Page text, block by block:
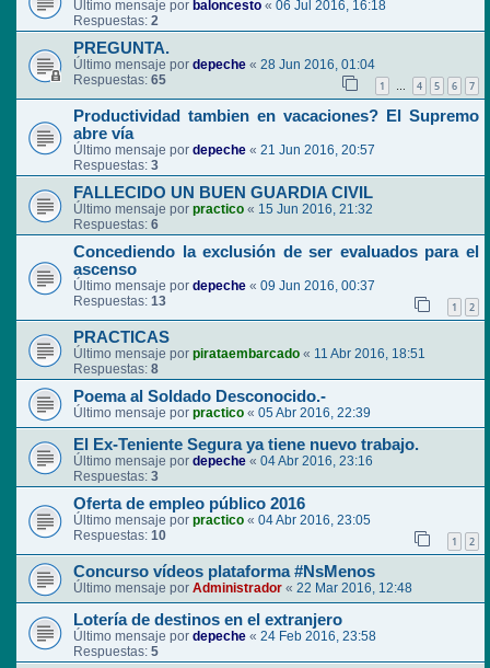
Último mensaje por baloncesto « 06 Jul 2016, 16:18
Respuestas: 2
PREGUNTA.
Último mensaje por depeche « 28 Jun 2016, 01:04
Respuestas: 65 1 … 4 5 6 7
Productividad tambien en vacaciones? El Supremo
abre vía
Último mensaje por depeche « 21 Jun 2016, 20:57
Respuestas: 3
FALLECIDO UN BUEN GUARDIA CIVIL
Último mensaje por practico « 15 Jun 2016, 21:32
Respuestas: 6
Concediendo la exclusión de ser evaluados para el
ascenso
Último mensaje por depeche « 09 Jun 2016, 00:37
Respuestas: 13 1 2
PRACTICAS
Último mensaje por pirataembarcado « 11 Abr 2016, 18:51
Respuestas: 8
Poema al Soldado Desconocido.-
Último mensaje por practico « 05 Abr 2016, 22:39
El Ex-Teniente Segura ya tiene nuevo trabajo.
Último mensaje por depeche « 04 Abr 2016, 23:16
Respuestas: 3
Oferta de empleo público 2016
Último mensaje por practico « 04 Abr 2016, 23:05
Respuestas: 10 1 2
Concurso vídeos plataforma #NsMenos
Último mensaje por Administrador « 22 Mar 2016, 12:48
Lotería de destinos en el extranjero
Último mensaje por depeche « 24 Feb 2016, 23:58
Respuestas: 5